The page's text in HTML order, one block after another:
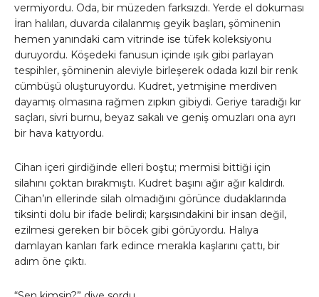
vermiyordu. Oda, bir müzeden farksızdı. Yerde el dokuması
İran halıları, duvarda cilalanmış geyik başları, şöminenin
hemen yanındaki cam vitrinde ise tüfek koleksiyonu
duruyordu. Köşedeki fanusun içinde ışık gibi parlayan
tespihler, şöminenin aleviyle birleşerek odada kızıl bir renk
cümbüşü oluşturuyordu. Kudret, yetmişine merdiven
dayamış olmasına rağmen zıpkın gibiydi. Geriye taradığı kır
saçları, sivri burnu, beyaz sakalı ve geniş omuzları ona ayrı
bir hava katıyordu.
Cihan içeri girdiğinde elleri boştu; mermisi bittiği için
silahını çoktan bırakmıştı. Kudret başını ağır ağır kaldırdı.
Cihan’ın ellerinde silah olmadığını görünce dudaklarında
tiksinti dolu bir ifade belirdi; karşısındakini bir insan değil,
ezilmesi gereken bir böcek gibi görüyordu. Halıya
damlayan kanları fark edince merakla kaşlarını çattı, bir
adım öne çıktı.